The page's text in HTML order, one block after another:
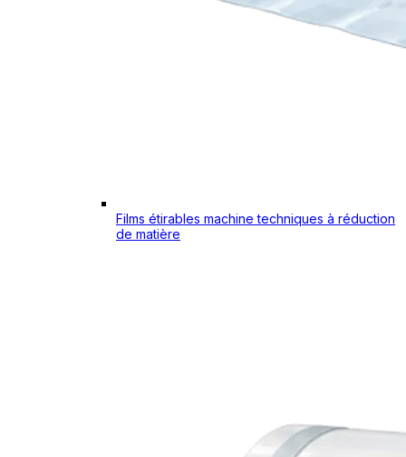
Films étirables machine techniques à réduction
de matière